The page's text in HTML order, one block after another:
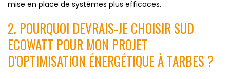
mise en place de systèmes plus efficaces.
2. POURQUOI DEVRAIS-JE CHOISIR SUD
ECOWATT POUR MON PROJET
D'OPTIMISATION ÉNERGÉTIQUE À TARBES ?